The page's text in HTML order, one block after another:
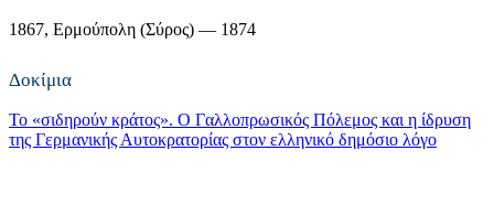
1867, Ερμούπολη (Σύρος) — 1874
Δοκίμια
Το «σιδηρούν κράτος». O Γαλλοπρωσικός Πόλεμος και η ίδρυση
της Γερμανικής Αυτοκρατορίας στον ελληνικό δημόσιο λόγο